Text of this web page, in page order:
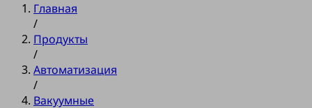
Главная
/
Продукты
/
Автоматизация
/
Вакуумные